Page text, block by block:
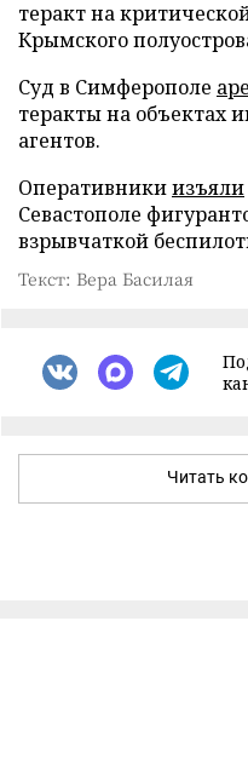
теракт на
Крымского
Суд в Симферополе
теракты на объектах
агентов.
Оперативникиизъяли
Севастополе
взрывчаткой
Текст: Вера Басилая
Читать